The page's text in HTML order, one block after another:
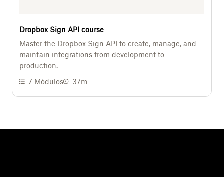
Dropbox Sign API course
Master the Dropbox Sign API to create, manage, and
maintain integrations from development to
production.
7 Módulos 37m